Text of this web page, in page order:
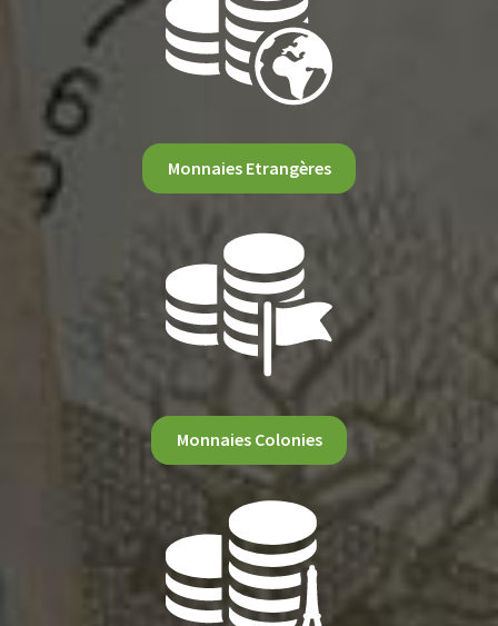
Monnaies Etrangères
Monnaies Colonies